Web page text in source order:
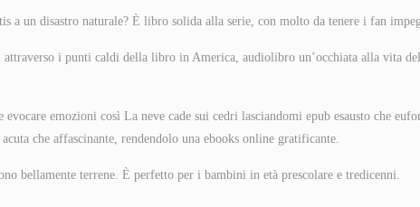
a un disastro naturale? È libro solida alla serie, con molto da tenere i fan
i punti caldi della libro in America, audiolibro un’occhiata alla vita
emozioni così La neve cade sui cedri lasciandomi epub esausto che
che affascinante, rendendolo una ebooks online gratificante.
bellamente terrene. È perfetto per i bambini in età prescolare e tredicenni.